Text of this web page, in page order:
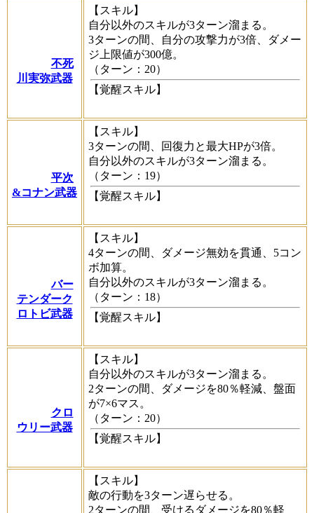
不死
川実弥武器
【スキル】
自分以外のスキルが3ターン溜まる。
3ターンの間、自分の攻撃力が3倍、ダメー
ジ上限値が300億。
（ターン：20）
【覚醒スキル】
平次
&コナン武器
【スキル】
3ターンの間、回復力と最大HPが3倍。
自分以外のスキルが3ターン溜まる。
（ターン：19）
【覚醒スキル】
バー
テンダーク
ロトビ武器
【スキル】
4ターンの間、ダメージ無効を貫通、5コン
ボ加算。
自分以外のスキルが3ターン溜まる。
（ターン：18）
【覚醒スキル】
クロ
ウリー武器
【スキル】
自分以外のスキルが3ターン溜まる。
2ターンの間、ダメージを80％軽減、盤面
が7×6マス。
（ターン：20）
【覚醒スキル】
【スキル】
敵の行動を3ターン遅らせる。
2ターンの間、受けるダメージを80％軽